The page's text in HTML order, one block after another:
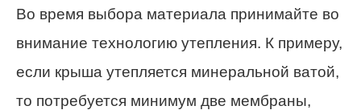
Во время выбора материала принимайте во
внимание технологию утепления. К примеру,
если крыша утепляется минеральной ватой,
то потребуется минимум две мембраны,